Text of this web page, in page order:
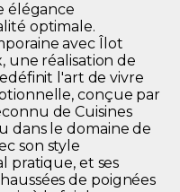
élégance
optimale.
avec Îlot
une réalisation de
l'art de vivre
conçue par
de Cuisines
dans le domaine de
son style
pratique, et ses
de poignées